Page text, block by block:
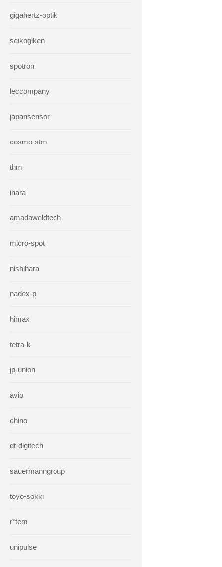
gigahertz-optik
seikogiken
spotron
leccompany
japansensor
cosmo-stm
thm
ihara
amadaweldtech
micro-spot
nishihara
nadex-p
himax
tetra-k
jp-union
avio
chino
dt-digitech
sauermanngroup
toyo-sokki
r*tem
unipulse